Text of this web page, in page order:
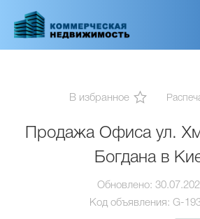
основному
В избранное
Продажа Офиса ул.
Богдана в
Обновлено:
Код объявления: G-